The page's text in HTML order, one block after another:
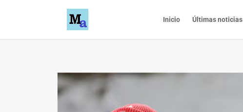
Inicio Últimas noticias